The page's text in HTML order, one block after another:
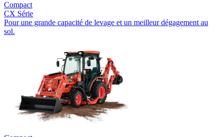
Compact
CX Série
Pour une grande capacité de levage et un meilleur dégagement au
sol.